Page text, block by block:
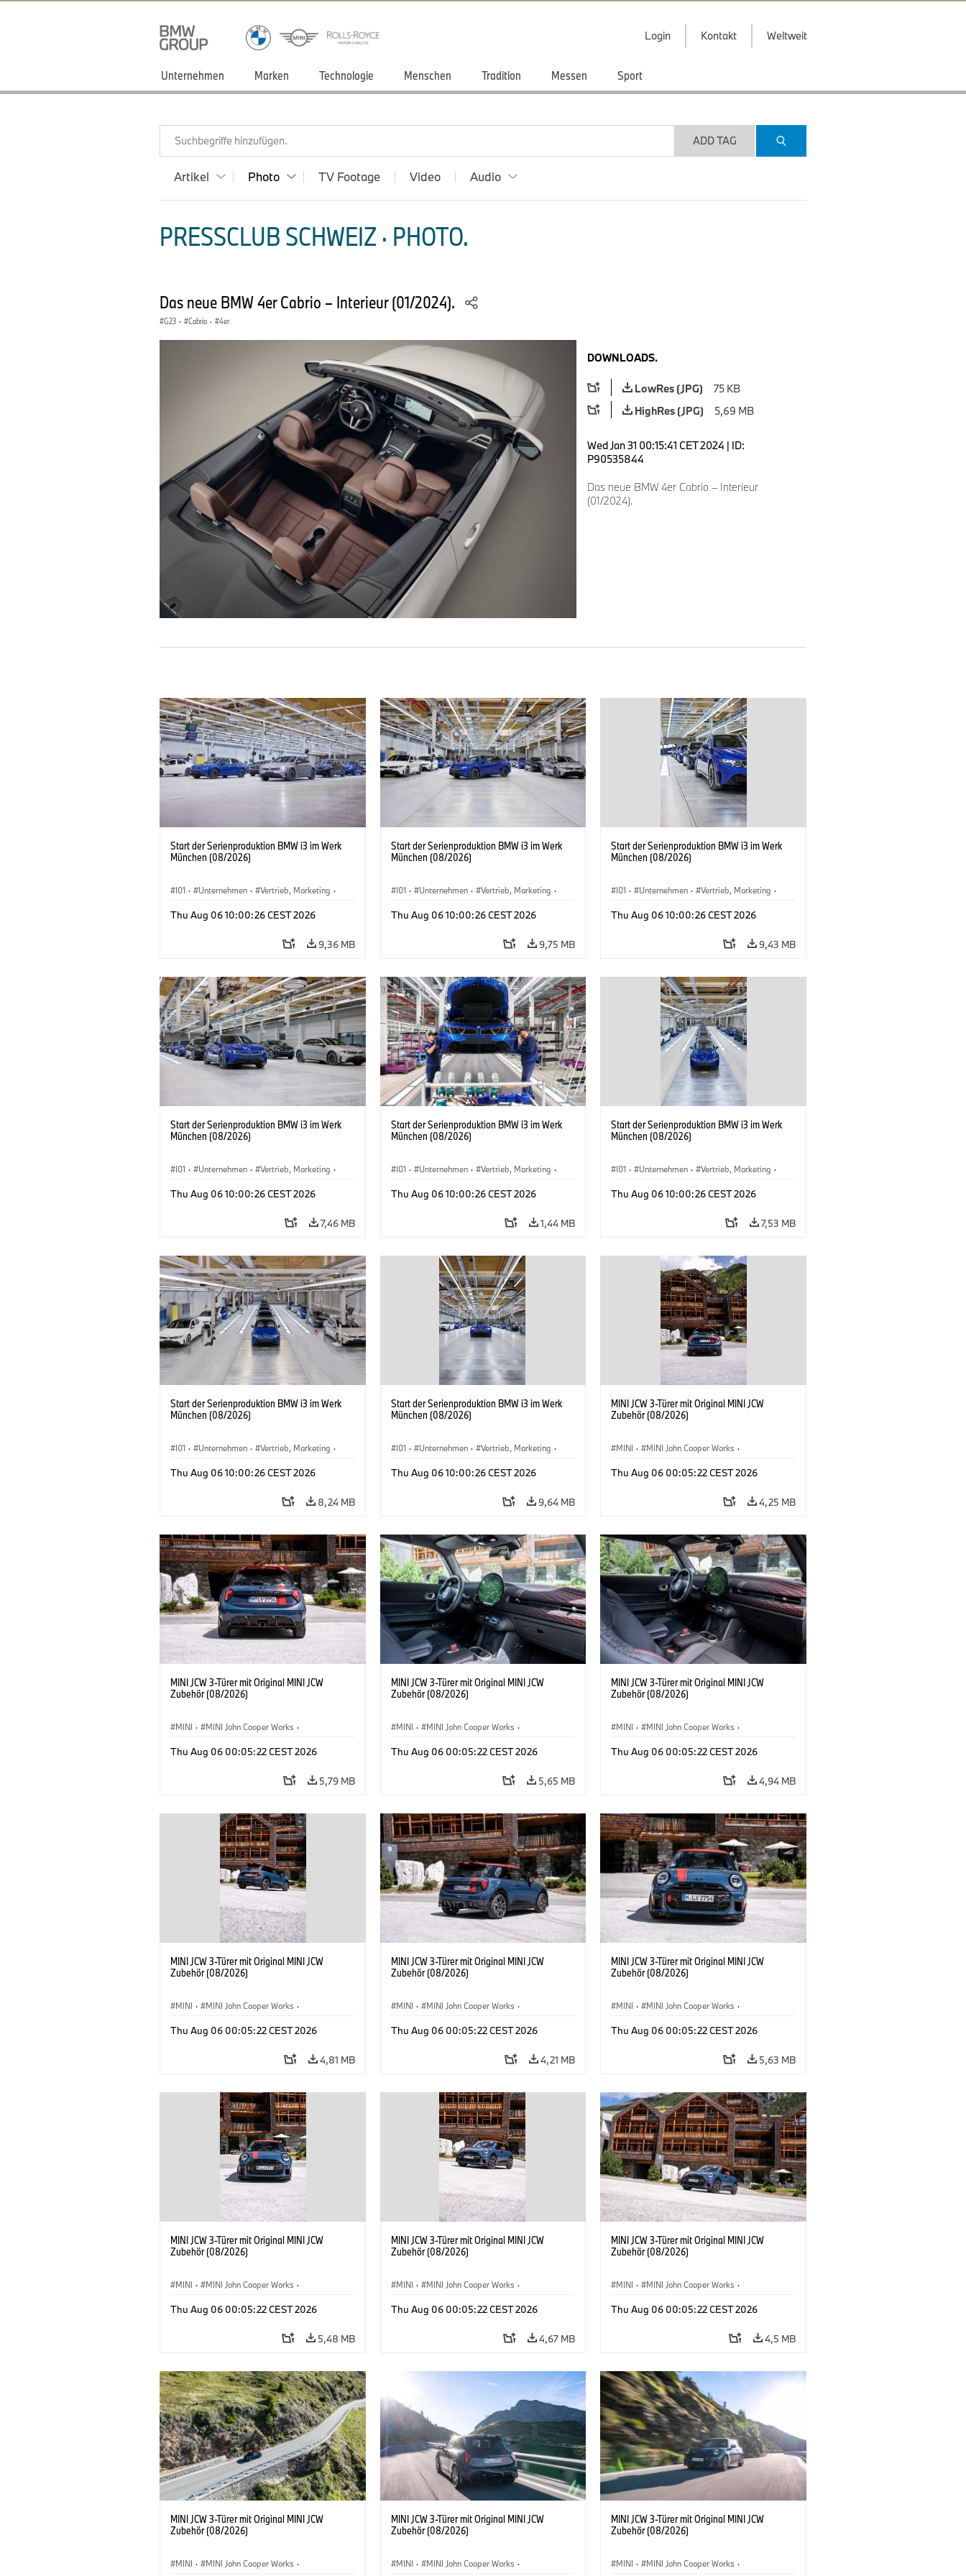
Login Kontakt Weltweit
Unternehmen Marken Technologie Menschen Tradition Messen Sport
Suchbegriffe hinzufügen. ADD TAG
Artikel Photo TV Footage Video Audio
PRESSCLUB SCHWEIZ · PHOTO.
Das neue BMW 4er Cabrio – Interieur (01/2024).
G23 · Cabrio · 4er
DOWNLOADS.
LowRes (JPG)
75 KB
HighRes (JPG)
5,69 MB
Wed Jan 31 00:15:41 CET 2024 | ID:
P90535844
Das neue BMW 4er Cabrio – Interieur
(01/2024).
Start der Serienproduktion BMW i3 im Werk
München (08/2026)
I01 · Unternehmen · Vertrieb, Marketing ·
Thu Aug 06 10:00:26 CEST 2026
9,36 MB
Start der Serienproduktion BMW i3 im Werk
München (08/2026)
I01 · Unternehmen · Vertrieb, Marketing ·
Thu Aug 06 10:00:26 CEST 2026
9,75 MB
Start der Serienproduktion BMW i3 im Werk
München (08/2026)
I01 · Unternehmen · Vertrieb, Marketing ·
Thu Aug 06 10:00:26 CEST 2026
9,43 MB
Start der Serienproduktion BMW i3 im Werk
München (08/2026)
I01 · Unternehmen · Vertrieb, Marketing ·
Thu Aug 06 10:00:26 CEST 2026
7,46 MB
Start der Serienproduktion BMW i3 im Werk
München (08/2026)
I01 · Unternehmen · Vertrieb, Marketing ·
Thu Aug 06 10:00:26 CEST 2026
1,44 MB
Start der Serienproduktion BMW i3 im Werk
München (08/2026)
I01 · Unternehmen · Vertrieb, Marketing ·
Thu Aug 06 10:00:26 CEST 2026
7,53 MB
Start der Serienproduktion BMW i3 im Werk
München (08/2026)
I01 · Unternehmen · Vertrieb, Marketing ·
Thu Aug 06 10:00:26 CEST 2026
8,24 MB
Start der Serienproduktion BMW i3 im Werk
München (08/2026)
I01 · Unternehmen · Vertrieb, Marketing ·
Thu Aug 06 10:00:26 CEST 2026
9,64 MB
MINI JCW 3-Türer mit Original MINI JCW
Zubehör (08/2026)
MINI · MINI John Cooper Works ·
Sonderausstattungen, Zubehör
Thu Aug 06 00:05:22 CEST 2026
4,25 MB
MINI JCW 3-Türer mit Original MINI JCW
Zubehör (08/2026)
MINI · MINI John Cooper Works ·
Sonderausstattungen, Zubehör
Thu Aug 06 00:05:22 CEST 2026
5,79 MB
MINI JCW 3-Türer mit Original MINI JCW
Zubehör (08/2026)
MINI · MINI John Cooper Works ·
Sonderausstattungen, Zubehör
Thu Aug 06 00:05:22 CEST 2026
5,65 MB
MINI JCW 3-Türer mit Original MINI JCW
Zubehör (08/2026)
MINI · MINI John Cooper Works ·
Sonderausstattungen, Zubehör
Thu Aug 06 00:05:22 CEST 2026
4,94 MB
MINI JCW 3-Türer mit Original MINI JCW
Zubehör (08/2026)
MINI · MINI John Cooper Works ·
Sonderausstattungen, Zubehör
Thu Aug 06 00:05:22 CEST 2026
4,81 MB
MINI JCW 3-Türer mit Original MINI JCW
Zubehör (08/2026)
MINI · MINI John Cooper Works ·
Sonderausstattungen, Zubehör
Thu Aug 06 00:05:22 CEST 2026
4,21 MB
MINI JCW 3-Türer mit Original MINI JCW
Zubehör (08/2026)
MINI · MINI John Cooper Works ·
Sonderausstattungen, Zubehör
Thu Aug 06 00:05:22 CEST 2026
5,63 MB
MINI JCW 3-Türer mit Original MINI JCW
Zubehör (08/2026)
MINI · MINI John Cooper Works ·
Sonderausstattungen, Zubehör
Thu Aug 06 00:05:22 CEST 2026
5,48 MB
MINI JCW 3-Türer mit Original MINI JCW
Zubehör (08/2026)
MINI · MINI John Cooper Works ·
Sonderausstattungen, Zubehör
Thu Aug 06 00:05:22 CEST 2026
4,67 MB
MINI JCW 3-Türer mit Original MINI JCW
Zubehör (08/2026)
MINI · MINI John Cooper Works ·
Sonderausstattungen, Zubehör
Thu Aug 06 00:05:22 CEST 2026
4,5 MB
MINI JCW 3-Türer mit Original MINI JCW
Zubehör (08/2026)
MINI · MINI John Cooper Works ·
MINI JCW 3-Türer mit Original MINI JCW
Zubehör (08/2026)
MINI · MINI John Cooper Works ·
MINI JCW 3-Türer mit Original MINI JCW
Zubehör (08/2026)
MINI · MINI John Cooper Works ·